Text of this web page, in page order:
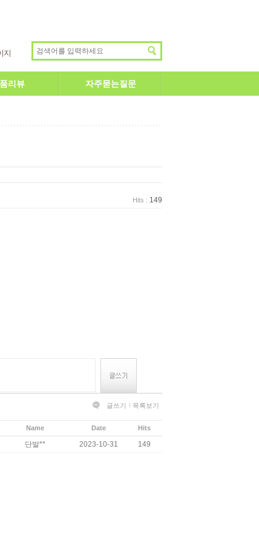
지
리뷰 자주묻는질문
Hits : 149
글쓰기 목록보기
Name Date Hits
단발** 2023-10-31 149